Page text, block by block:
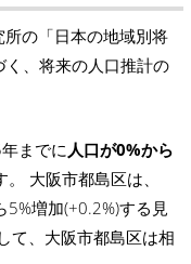
の「日本の地域別将
、将来の人口推計の
までに 人口が0%から
大阪市都島区は、
増加(+0.2%)する見
て、大阪市都島区は相